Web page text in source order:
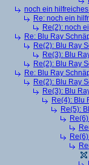
noch ein
Re: noch ein
Re(2): noch
Re: Blu Ray
Re(2): Blu Ray
Re(3): Blu
Re(2): Blu Ray
Re: Blu Ray
Re(2): Blu Ray
Re(3): Blu
Re(4): Blu
Re(5):